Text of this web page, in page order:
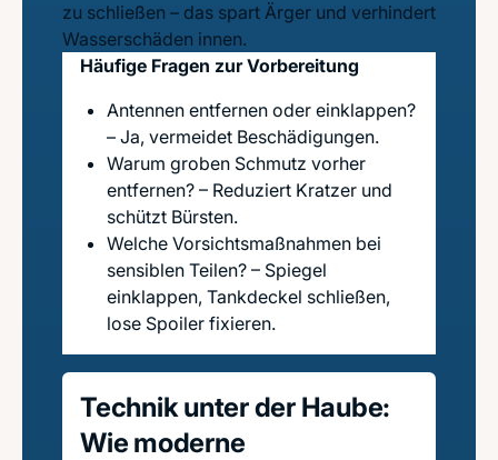
zu schließen – das spart Ärger und verhindert
Wasserschäden innen.
Häufige Fragen zur Vorbereitung
Antennen entfernen oder einklappen?
– Ja, vermeidet Beschädigungen.
Warum groben Schmutz vorher
entfernen? – Reduziert Kratzer und
schützt Bürsten.
Welche Vorsichtsmaßnahmen bei
sensiblen Teilen? – Spiegel
einklappen, Tankdeckel schließen,
lose Spoiler fixieren.
Technik unter der Haube:
Wie moderne